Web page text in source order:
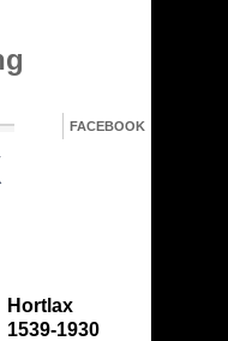
FACEBOOK
Hortlax
1539-1930